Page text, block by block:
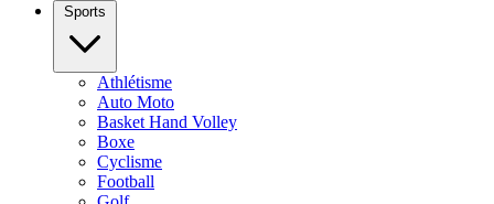
Sports
Athlétisme
Auto Moto
Basket Hand Volley
Boxe
Cyclisme
Football